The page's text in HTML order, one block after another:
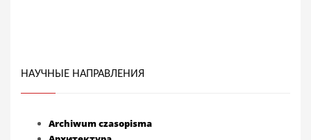
НАУЧНЫЕ НАПРАВЛЕНИЯ
Archiwum czasopisma